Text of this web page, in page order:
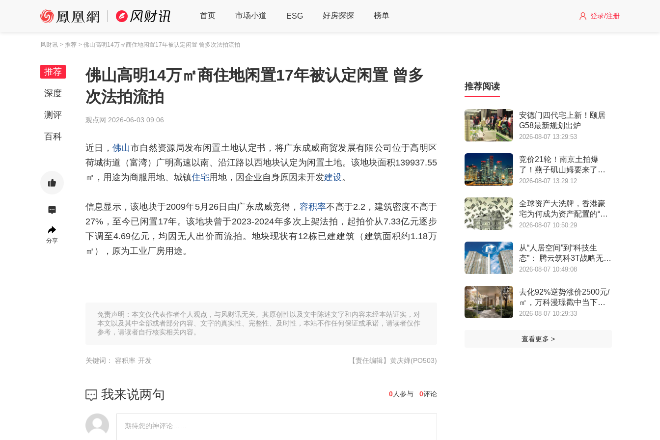
首页 市场小道 ESG 好房探探 榜单 登录/注册
风财讯 > 推荐 > 佛山高明14万㎡商住地闲置17年被认定闲置 曾多次法拍流拍
推荐
深度
测评
百科
分享
佛山高明14万㎡商住地闲置17年被认定闲置 曾多
次法拍流拍
观点网 2026-06-03 09:06
近日，佛山市自然资源局发布闲置土地认定书，将广东成威商贸发展有限公司位于高明区
荷城街道（富湾）广明高速以南、沿江路以西地块认定为闲置土地。该地块面积139937.55
㎡，用途为商服用地、城镇住宅用地，因企业自身原因未开发建设。
信息显示，该地块于2009年5月26日由广东成威竞得， 容积率不高于2.2，建筑密度不高于
27%，至今已闲置17年。该地块曾于2023-2024年多次上架法拍，起拍价从7.33亿元逐步
下调至4.69亿元，均因无人出价而流拍。地块现状有12栋已建建筑（建筑面积约1.18万
㎡），原为工业厂房用途。
免责声明：本文仅代表作者个人观点，与风财讯无关。其原创性以及文中陈述文字和内容未经本站证实，对
本文以及其中全部或者部分内容、文字的真实性、完整性、及时性，本站不作任何保证或承诺，请读者仅作
参考，请读者自行核实相关内容。
关键词： 容积率 开发 【责任编辑】黄庆婵(PO503)
我来说两句 0人参与 0评论
推荐阅读
安德门四代宅上新！颐居
G58最新规划出炉
2026-08-07 13:29:53
竞价21轮！南京土拍爆
了！燕子矶山姆要来了…
2026-08-07 13:29:12
全球资产大洗牌，香港豪
宅为何成为资产配置的“必
选项”？
2026-08-07 10:50:29
从“人居空间”到“科技生
态”： 腾云筑科3T战略无锡
首发，生态圈协同重构未
2026-08-07 10:49:08
去化92%逆势涨价2500元/
㎡，万科漫璟戳中当下最
缺的松弛生活
2026-08-07 10:29:33
查看更多 >